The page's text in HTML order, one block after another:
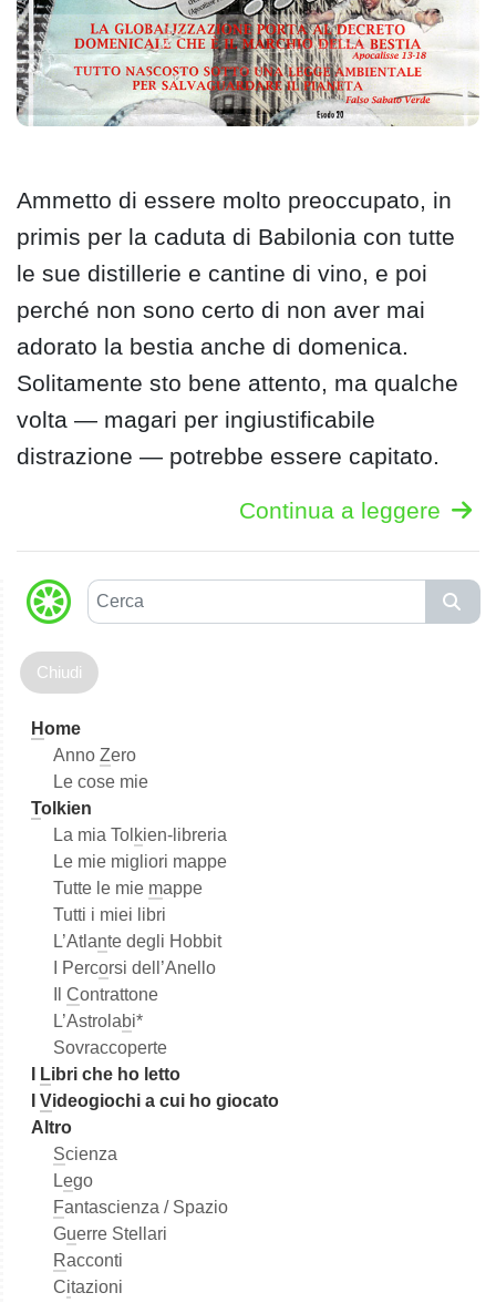
Ammetto di essere molto preoccupato, in
primis per la caduta di Babilonia con tutte
le sue distillerie e cantine di vino, e poi
perché non sono certo di non aver mai
adorato la bestia anche di domenica.
Solitamente sto bene attento, ma qualche
volta — magari per ingiustificabile
distrazione — potrebbe essere capitato.
Continua a leggere
C
e
c
Home
Anno Zero
Le cose mie
Tolkien
La mia Tol kien-libreria
Le mie migliori mappe
Tutte le mie mappe
Tutti i miei libri
L’Atlante degli Hobbit
I Percorsi dell’Anello
Contrattone
L’Astrolabi*
Sovraccoperte
Libri che ho letto
Videogiochi a cui ho giocato
Altro
Scienza
Lego
Fantascienza / Spazio
Guerre Stellari
Racconti
Citazioni